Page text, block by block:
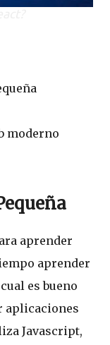
moderno
aprender
aprender
es bueno
aplicaciones
Javascript,